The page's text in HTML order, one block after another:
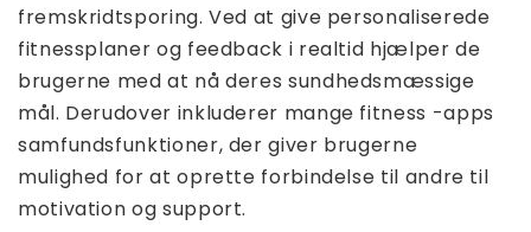
fremskridtsporing. Ved at give personaliserede
fitnessplaner og feedback i realtid hjælper de
brugerne med at nå deres sundhedsmæssige
mål. Derudover inkluderer mange fitness -apps
samfundsfunktioner, der giver brugerne
mulighed for at oprette forbindelse til andre til
motivation og support.